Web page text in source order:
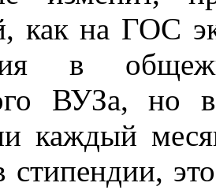
как на ГОС
в
ВУЗа, но
каждый
стипендии,